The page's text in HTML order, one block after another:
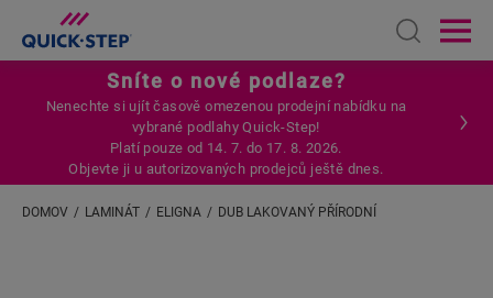
Open
Sníte o nové podlaze?
Nenechte si ujít časově omezenou prodejní nabídku na
vybrané podlahy Quick-Step!
Platí pouze od 14. 7. do 17. 8. 2026.
Objevte ji u autorizovaných prodejců ještě dnes.
DOMOV LAMINÁT ELIGNA DUB LAKOVANÝ PŘÍRODNÍ